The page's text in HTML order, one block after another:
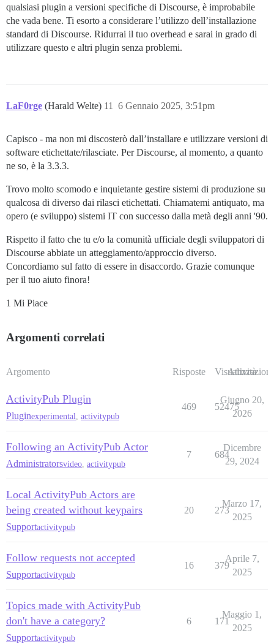
qualsiasi plugin a versioni specifiche di Discourse, è improbabile
che vada bene. Ti esorto a considerare l’utilizzo dell’installazione
standard di Discourse. Ridurrai il tuo overhead e sarai in grado di
utilizzare questo e altri plugin senza problemi.
LaF0rge (Harald Welte) 6 Gennaio 2025, 3:51pm
11
Capisco - ma non mi discosterò dall’installare e utilizzare versioni di
software etichettate/rilasciate. Per Discourse, al momento, a quanto
ne so, è la 3.3.3.
Trovo molto scomodo e inquietante gestire sistemi di produzione su
qualcosa di diverso dai rilasci etichettati. Chiamatemi antiquato, ma
opero (e sviluppo) sistemi IT con successo dalla metà degli anni '90.
Rispetto il fatto che tu e/o la comunità ufficiale degli sviluppatori di
Discourse abbiate un atteggiamento/approccio diverso.
Concordiamo sul fatto di essere in disaccordo. Grazie comunque
per il tuo aiuto finora!
1 Mi Piace
Argomenti correlati
Argomento Risposte Visualizzazioni
Attività
ActivityPub Plugin
Pluginexperimental activitypub
469 52475
Giugno 20,
2026
Following an ActivityPub Actor
Administratorsvideo activitypub
7 684
Dicembre
29, 2024
Local ActivityPub Actors are
being created without keypairs
Supportactivitypub
20 273
Marzo 17,
2025
Follow requests not accepted
Supportactivitypub
16 379
Aprile 7,
2025
Topics made with ActivityPub
don't have a category?
Supportactivitypub
6 171
Maggio 1,
2025